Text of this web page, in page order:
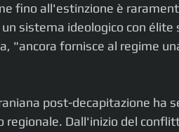
fino all'estinzione è
un sistema ideologico con
"ancora fornisce al regime
post-decapitazione ha
Dall'inizio del